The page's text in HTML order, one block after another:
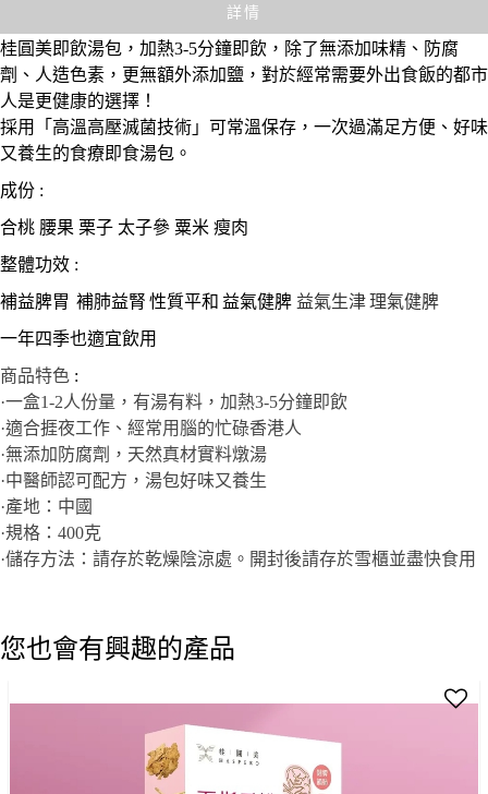
詳情
桂圓美即飲湯包，加熱3-5分鐘即飲，除了無添加味精、防腐
劑、人造色素，更無額外添加鹽，對於經常需要外出食飯的都市
人是更健康的選擇！
採用「高溫高壓滅菌技術」可常溫保存，一次過滿足方便、好味
又養生的食療即食湯包。
成份 :
合桃 腰果 栗子 太子參 粟米 瘦肉
整體功效 :
補益脾胃 補肺益腎 性質平和 益氣健脾 益氣生津 理氣健脾
一年四季也適宜飲用
商品特色 :
·一盒1-2人份量，有湯有料，加熱3-5分鐘即飲
·適合捱夜工作、經常用腦的忙碌香港人
·無添加防腐劑，天然真材實料燉湯
·中醫師認可配方，湯包好味又養生
·產地：中國
·規格：400克
·儲存方法：請存於乾燥陰涼處。開封後請存於雪櫃並盡快食用
您也會有興趣的產品